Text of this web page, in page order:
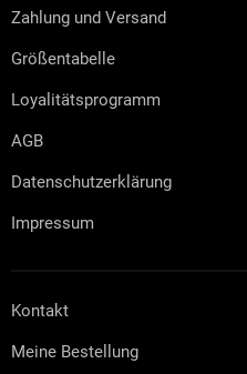
Zahlung und Versand
Größentabelle
Loyalitätsprogramm
AGB
Datenschutzerklärung
Impressum
Kontakt
Meine Bestellung